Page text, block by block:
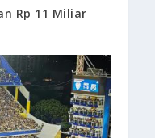
Rp 11 Miliar